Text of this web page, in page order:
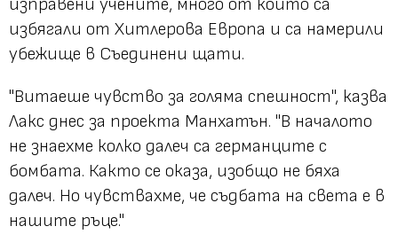
изправени учените, много от които са
избягали от Хитлерова Европа и са намерили
убежище в Съединени щати.
"Витаеше чувство за голяма спешност", казва
Лакс днес за проекта Манхатън. "В началото
не знаехме колко далеч са германците с
бомбата. Както се оказа, изобщо не бяха
далеч. Но чувствахме, че съдбата на света е в
нашите ръце."